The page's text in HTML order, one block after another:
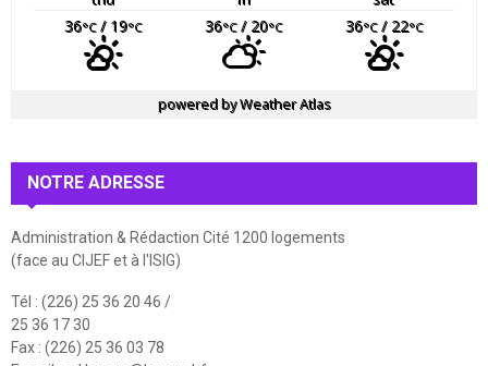
36°C/ 19°C 36°C/ 20°C 36°C/ 22°C
powered byWeather Atlas
NOTRE ADRESSE
Administration & Rédaction Cité 1200 logements
(face au CIJEF et à l'ISIG)
Tél : (226) 25 36 20 46 /
25 36 17 30
Fax : (226) 25 36 03 78